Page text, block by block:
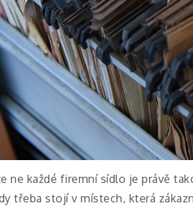
ne každé firemní sídlo je právě
třeba stojí v místech, která